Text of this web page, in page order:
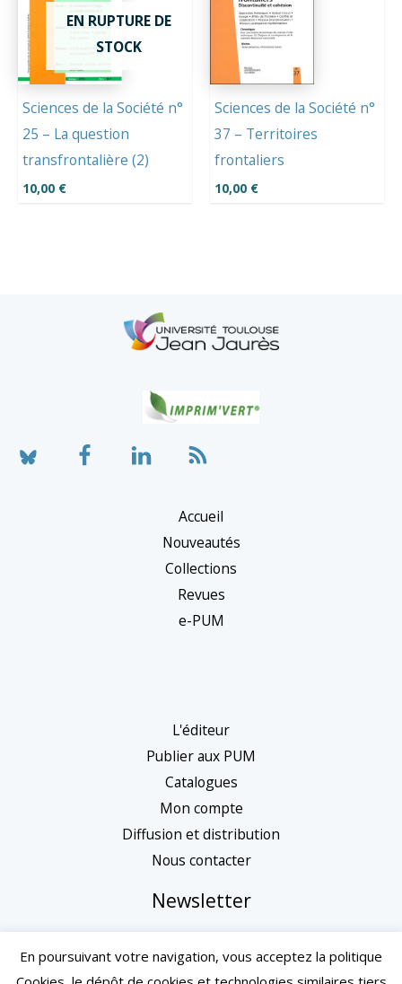
EN RUPTURE DE
STOCK
Sciences de la Société n°
25 – La question
transfrontalière (2)
10,00 €
Sciences de la Société n°
37 – Territoires
frontaliers
10,00 €
Accueil
Nouveautés
Collections
Revues
e-PUM
L'éditeur
Publier aux PUM
Catalogues
Mon compte
Diffusion et distribution
Nous contacter
Newsletter
En poursuivant votre navigation, vous acceptez la politique